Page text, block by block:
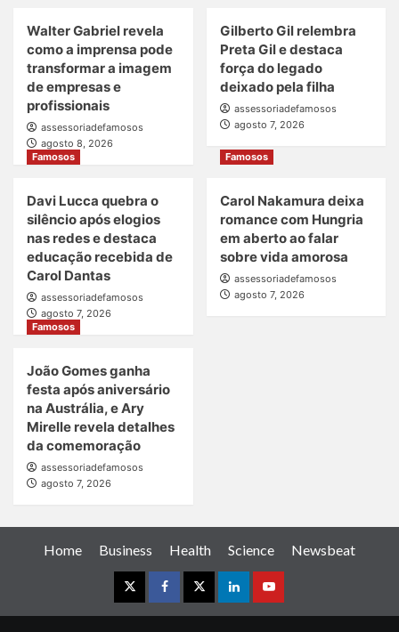
Walter Gabriel revela
como a imprensa pode
transformar a imagem
de empresas e
profissionais
assessoriadefamosos
agosto 8, 2026
Gilberto Gil relembra
Preta Gil e destaca
força do legado
deixado pela filha
assessoriadefamosos
agosto 7, 2026
Famosos
Davi Lucca quebra o
silêncio após elogios
nas redes e destaca
educação recebida de
Carol Dantas
assessoriadefamosos
agosto 7, 2026
Famosos
Carol Nakamura deixa
romance com Hungria
em aberto ao falar
sobre vida amorosa
assessoriadefamosos
agosto 7, 2026
Famosos
João Gomes ganha
festa após aniversário
na Austrália, e Ary
Mirelle revela detalhes
da comemoração
assessoriadefamosos
agosto 7, 2026
Home Business Health Science Newsbeat
InstagramFacebookTwitterLinkedinYoutube